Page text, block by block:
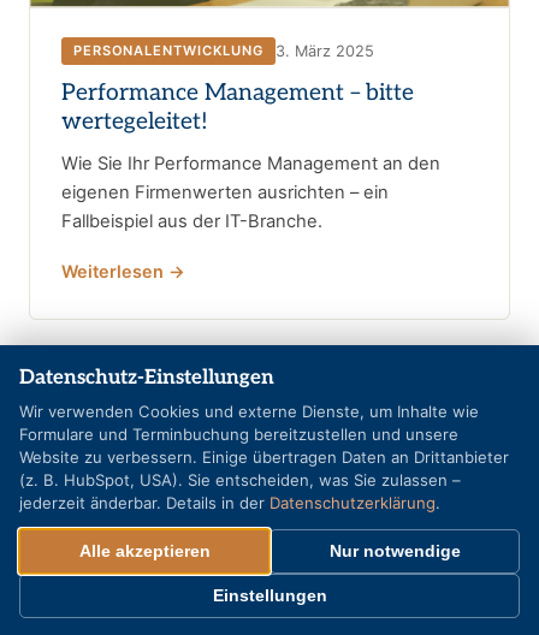
PERSONALENTWICKLUNG 3. März 2025
Performance Management – bitte
wertegeleitet!
Wie Sie Ihr Performance Management an den
eigenen Firmenwerten ausrichten – ein
Fallbeispiel aus der IT-Branche.
Weiterlesen →
Datenschutz-Einstellungen
Wir verwenden Cookies und externe Dienste, um Inhalte wie
Formulare und Terminbuchung bereitzustellen und unsere
Website zu verbessern. Einige übertragen Daten an Drittanbieter
(z. B. HubSpot, USA). Sie entscheiden, was Sie zulassen –
jederzeit änderbar. Details in der Datenschutzerklärung.
Alle akzeptieren Nur notwendige
Einstellungen